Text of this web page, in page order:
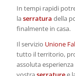
In tempi rapidi
laserratura della
finalmente in casa.
Il servizio Unione
tutto il territorio,
assoluta